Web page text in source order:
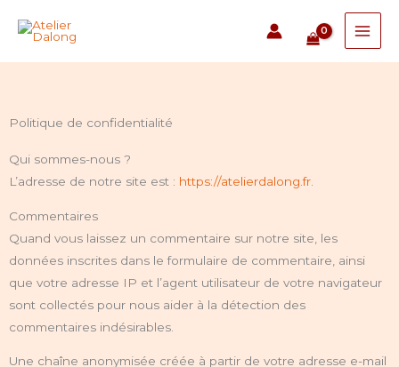
Politique de confidentialité
Qui sommes-nous ?
L’adresse de notre site est : https://atelierdalong.fr
Commentaires
Quand vous laissez un commentaire sur notre site, les
données inscrites dans le formulaire de commentaire, ainsi
que votre adresse IP et l’agent utilisateur de votre navigateur
sont collectés pour nous aider à la détection des
commentaires indésirables.
Une chaîne anonymisée créée à partir de votre adresse e-mail